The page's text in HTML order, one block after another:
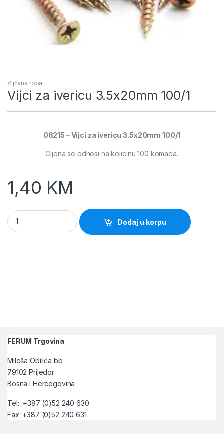
Vijčana roba
Vijci za ivericu 3.5x20mm 100/1
06215 – Vijci za ivericu 3.5x20mm 100/1
Cijena se odnosi na kolicinu 100 komada.
1,40 KM
Vijci za ivericu 3.5x20mm 100/1 quantity
Dodaj u korpu
FERUM Trgovina
Miloša Obilića bb
79102 Prijedor
Bosna i Hercegovina
Tel: +387 (0)52 240 630
Fax: +387 (0)52 240 631